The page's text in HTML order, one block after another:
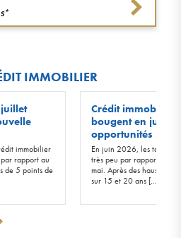
IMMOBILIER
immobilier
rapport au
de 5 points de
Crédit immobilier
bougent en juin
opportunités !
En juin 2026, les taux
très peu par rapport à
mai. Après des hausses
sur 15 et 20 ans […]